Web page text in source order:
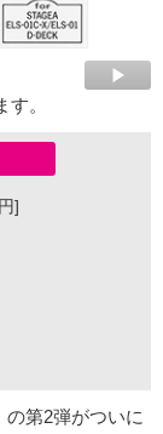
。
]
第2弾がついに